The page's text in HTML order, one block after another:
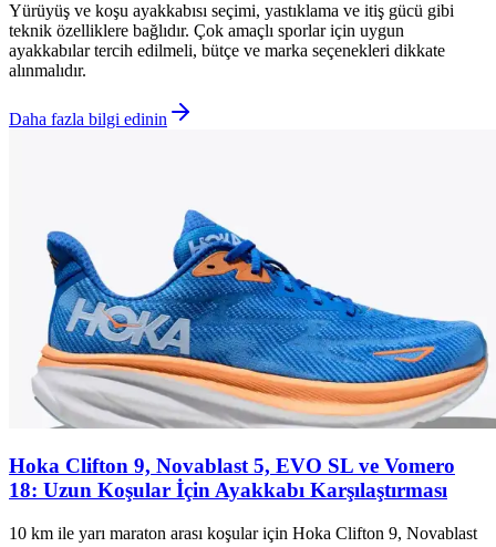
Yürüyüş ve koşu ayakkabısı seçimi, yastıklama ve itiş gücü gibi
teknik özelliklere bağlıdır. Çok amaçlı sporlar için uygun
ayakkabılar tercih edilmeli, bütçe ve marka seçenekleri dikkate
alınmalıdır.
Daha fazla bilgi edinin
Hoka Clifton 9, Novablast 5, EVO SL ve Vomero
18: Uzun Koşular İçin Ayakkabı Karşılaştırması
10 km ile yarı maraton arası koşular için Hoka Clifton 9, Novablast